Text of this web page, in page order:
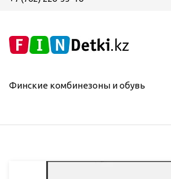
Финские комбинезоны и обувь